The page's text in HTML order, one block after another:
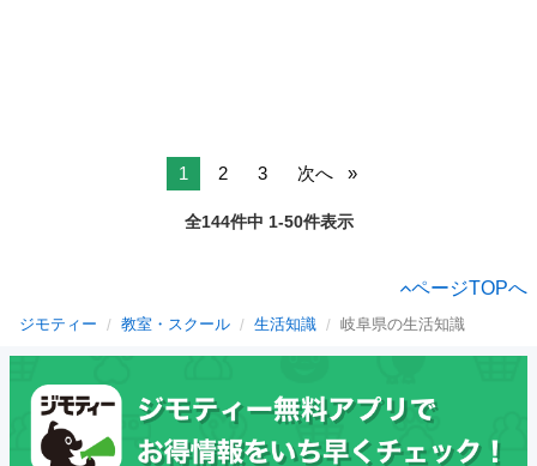
1 2 3 次へ
全144件中 1-50件表示
ページTOPへ
ジモティー 教室・スクール 生活知識 岐阜県の生活知識